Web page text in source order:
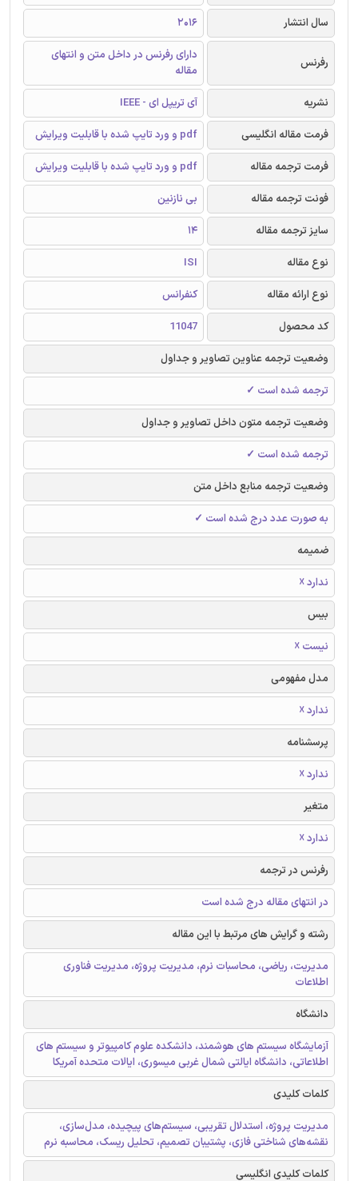
سال انتشار
2016
رفرنس
دارای رفرنس در داخل متن و انتهای
مقاله
نشریه
آی تریپل ای - IEEE
فرمت مقاله انگلیسی
pdf و ورد تایپ شده با قابلیت ویرایش
فرمت ترجمه مقاله
pdf و ورد تایپ شده با قابلیت ویرایش
فونت ترجمه مقاله
بی نازنین
سایز ترجمه مقاله
14
نوع مقاله
ISI
نوع ارائه مقاله
کنفرانس
کد محصول
11047
وضعیت ترجمه عناوین تصاویر و جداول
ترجمه شده است ✓
وضعیت ترجمه متون داخل تصاویر و جداول
ترجمه شده است ✓
وضعیت ترجمه منابع داخل متن
به صورت عدد درج شده است ✓
ضمیمه
ندارد ☓
بیس
نیست ☓
مدل مفهومی
ندارد ☓
پرسشنامه
ندارد ☓
متغیر
ندارد ☓
رفرنس در ترجمه
در انتهای مقاله درج شده است
رشته و گرایش های مرتبط با این مقاله
مدیریت، ریاضی، محاسبات نرم، مدیریت پروژه، مدیریت فناوری
اطلاعات
دانشگاه
آزمایشگاه سیستم های هوشمند، دانشکده علوم کامپیوتر و سیستم های
اطلاعاتی، دانشگاه ایالتی شمال غربی میسوری، ایالات متحده آمریکا
کلمات کلیدی
مدیریت پروژه، استدلال تقریبی، سیستم‌های پیچیده، مدل‌سازی،
نقشه‌های شناختی فازی، پشتیبان تصمیم، تحلیل ریسک، محاسبه نرم
کلمات کلیدی انگلیسی